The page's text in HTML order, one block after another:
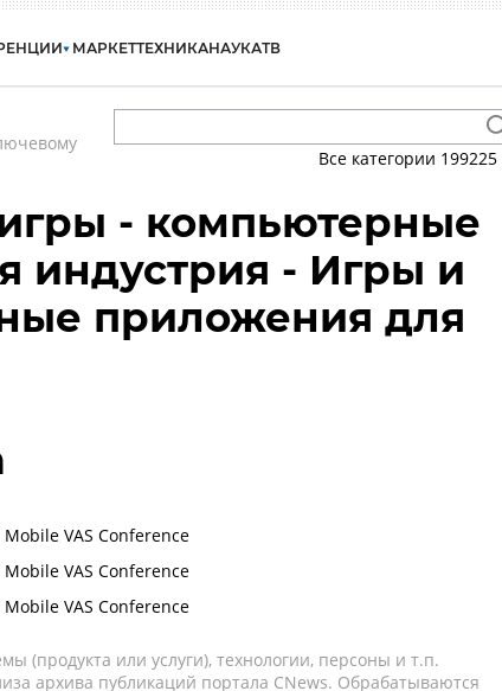
МАРКЕТТЕХНИКАНАУКАТВ
Все категории 199225
- компьютерные
индустрия - Игры и
приложения для
VAS Conference
VAS Conference
VAS Conference
(продукта или услуги), технологии, персоны и т.п.
архива публикаций портала CNews. Обрабатываются